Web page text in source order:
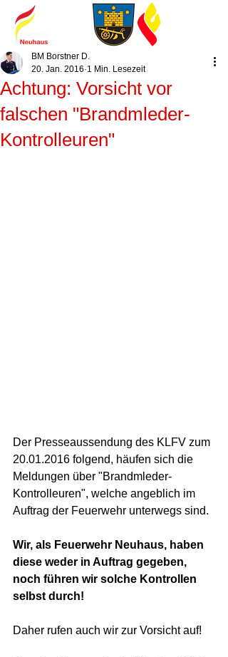
Achtung: Vorsicht vor
falschen "Brandmleder-
Kontrolleuren"
BM Borstner D.
20. Jan. 2016 1 Min. Lesezeit
Der Presseaussendung des KLFV zum
20.01.2016 folgend, häufen sich die
Meldungen über "Brandmleder-
Kontrolleuren", welche angeblich im
Auftrag der Feuerwehr unterwegs sind.
Wir, als Feuerwehr Neuhaus, haben
diese weder in Auftrag gegeben,
noch führen wir solche Kontrollen
selbst durch!
Daher rufen auch wir zur Vorsicht auf!